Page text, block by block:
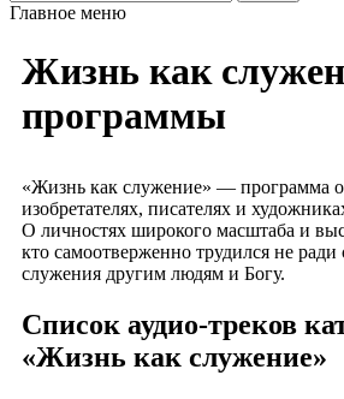
Главное меню
Жизнь как
программы
«Жизнь как служение» — программа о
изобретателях, писателях и
О личностях широкого масштаба и
кто самоотверженно трудился не ради
служения другим людям и Богу.
Список аудио-треков
«Жизнь как служение»